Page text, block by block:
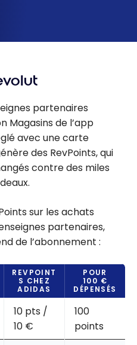
partenaires
Magasins de l’app
avec une carte
des RevPoints, qui
contre des miles
sur les achats
partenaires,
de l’abonnement :
REVPOINT
S CHEZ
ADIDAS
POUR
100 €
DÉPENSÉS
10 pts /
10 €
100
points